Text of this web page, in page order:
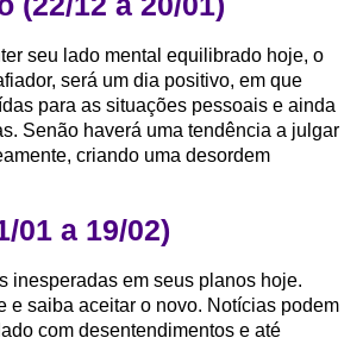
seu lado mental equilibrado hoje, o
será um dia positivo, em que
para as situações pessoais e ainda
Senão haverá uma tendência a julgar
criando uma desordem
01 a 19/02)
inesperadas em seus planos hoje.
e saiba aceitar o novo. Notícias podem
com desentendimentos e até